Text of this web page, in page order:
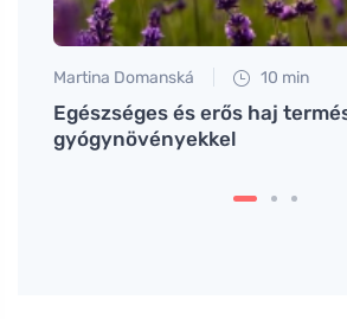
Martina Domanská 10 min
Egészséges és erős haj
gyógynövényekkel